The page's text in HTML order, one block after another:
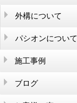
外構について
そもそも外構とは？
外構のあれこれ
施工の流れ
パシオンについて
会社情報
施工事例
ブログ